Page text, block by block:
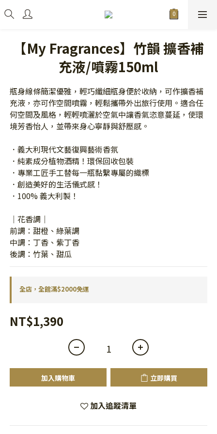
【My Fragrances】竹韻 擴香補
充液/噴霧150ml
瓶身線條簡潔優雅，輕巧纖細瓶身便於收納，可作擴香補
充液，亦可作空間噴霧，輕鬆攜帶外出旅行使用。適合任
何空間及風格，輕輕噴灑於空氣中讓香氣恣意蔓延，使環
境芳香怡人，並帶來身心寧靜與舒壓感。
．義大利現代文藝復興藝術香氛
．純素成分植物酒精！環保回收包裝
．專業工匠手工替每一瓶黏繫專屬的織標
．創造美好的生活儀式感！
．100% 義大利製！
｜花香調｜
前調：甜橙、綠葉調
中調：丁香、紫丁香
後調：竹葉、甜瓜
全店，全館滿$2000免運
NT$1,390
加入購物車 立即購買
加入追蹤清單